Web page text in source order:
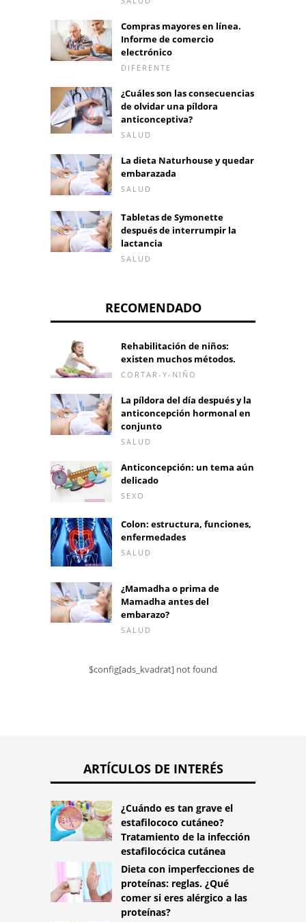
Compras mayores en línea.
Informe de comercio
electrónico
DIFERENTE
¿Cuáles son las consecuencias
de olvidar una píldora
anticonceptiva?
SALUD
La dieta Naturhouse y quedar
embarazada
SALUD
Tabletas de Symonette
después de interrumpir la
lactancia
SALUD
RECOMENDADO
Rehabilitación de niños:
existen muchos métodos.
CORTAR-Y-NIÑO
La píldora del día después y la
anticoncepción hormonal en
conjunto
SALUD
Anticoncepción: un tema aún
delicado
SEXO
Colon: estructura, funciones,
enfermedades
SALUD
¿Mamadha o prima de
Mamadha antes del
embarazo?
SALUD
$config[ads_kvadrat] not found
ARTÍCULOS DE INTERÉS
¿Cuándo es tan grave el
estafilococo cutáneo?
Tratamiento de la infección
estafilocócica cutánea
Dieta con imperfecciones de
proteínas: reglas. ¿Qué
comer si eres alérgico a las
proteínas?